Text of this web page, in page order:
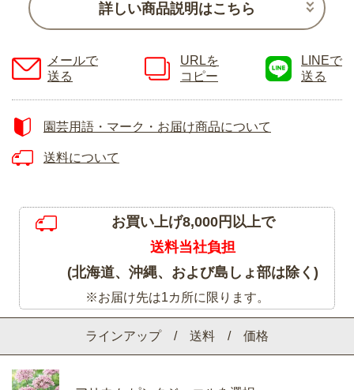
ラインアップ / 送料 / 価格
詳しい商品説明はこちら
メールで
送る
URLを
コピー
LINEで
送る
園芸用語・マーク・お届け商品について
送料について
お買い上げ8,000円以上で
送料当社負担
(北海道、沖縄、および島しょ部は除く)
※お届け先は1カ所に限ります。